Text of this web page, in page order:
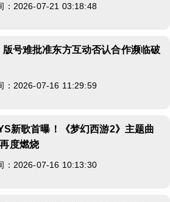
：2026-07-21 03:18:48
版号难批准东方互动否认合作濒临破
：2026-07-16 11:29:59
新歌首曝！《梦幻西游2》主题曲
度燃烧
：2026-07-16 10:13:30